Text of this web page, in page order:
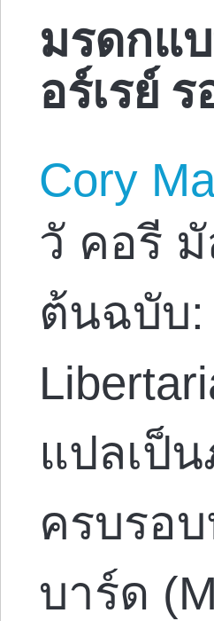
มรดกแ
อร์เรย์
Cory
วั คอรี
ต้นฉบับ:
แปลเป็
ครบรอ
บาร์ด